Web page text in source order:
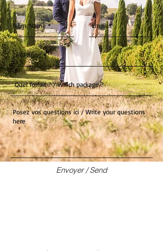
Envoyer / Send